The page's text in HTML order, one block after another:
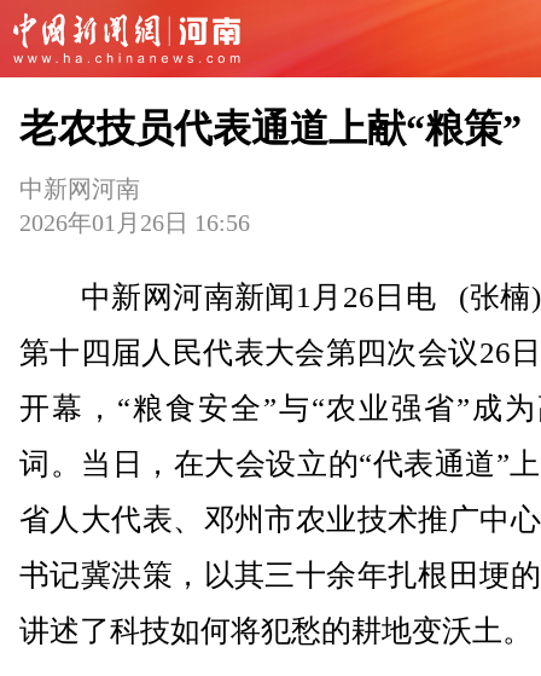
老农技员代表通道上献“粮策”
中新网河南
2026年01月26日 16:56
中新网河南新闻1月26日电 (张楠)
第十四届人民代表大会第四次会议26
开幕，“粮食安全”与“农业强省”成
词。当日，在大会设立的“代表通道”
省人大代表、邓州市农业技术推广中
书记冀洪策，以其三十余年扎根田埂
讲述了科技如何将犯愁的耕地变沃土。